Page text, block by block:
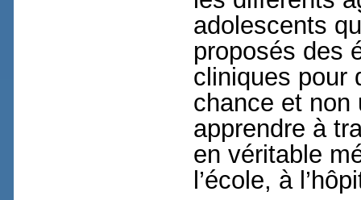
adolescents
proposés des
cliniques pour
chance et non
apprendre à
en véritable
l’école, à